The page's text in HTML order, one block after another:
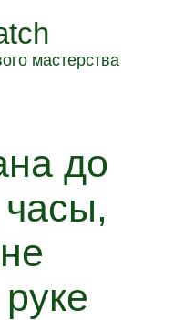
мастерства
до